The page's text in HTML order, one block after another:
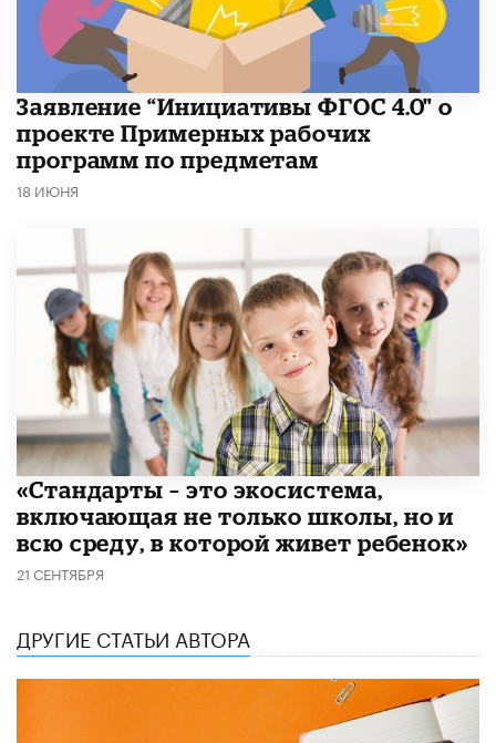
Заявление “Инициативы ФГОС 4.0" о
проекте Примерных рабочих
программ по предметам
18 ИЮНЯ
​«Стандарты – это экосистема,
включающая не только школы, но и
всю среду, в которой живет ребенок»
21 СЕНТЯБРЯ
ДРУГИЕ СТАТЬИ АВТОРА